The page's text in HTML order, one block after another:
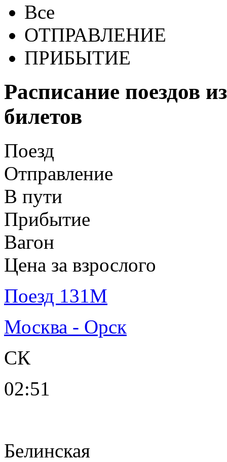
Все
ОТПРАВЛЕНИЕ
ПРИБЫТИЕ
Расписание поездов
билетов
Поезд
Отправление
В пути
Прибытие
Вагон
Цена за взрослого
Поезд 131М
Москва - Орск
СК
02:51
Белинская